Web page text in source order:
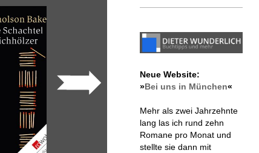
Neue Website:
»Bei uns in München«
Mehr als zwei Jahrzehnte
lang las ich rund zehn
Romane pro Monat und
stellte sie dann mit